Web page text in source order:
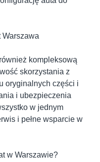
Warszawa
kompleksową
skorzystania z
oryginalnych części i
i ubezpieczenia
w jednym
i pełne wsparcie w
w Warszawie?